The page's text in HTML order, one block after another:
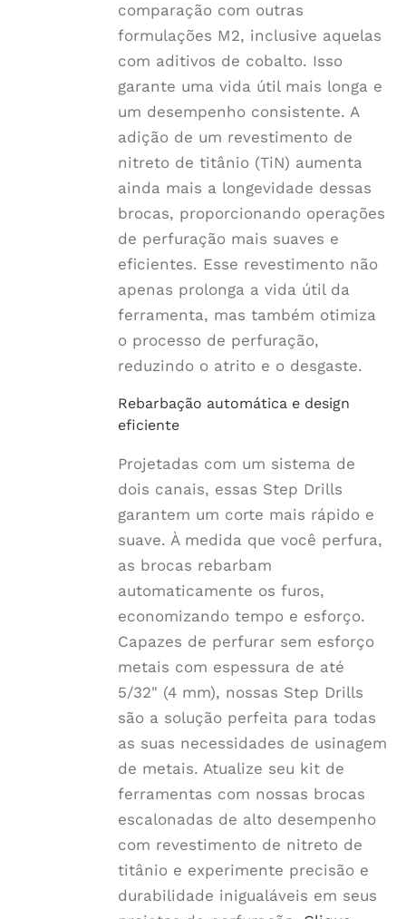
comparação com outras
formulações M2, inclusive aquelas
com aditivos de cobalto. Isso
garante uma vida útil mais longa e
um desempenho consistente. A
adição de um revestimento de
nitreto de titânio (TiN) aumenta
ainda mais a longevidade dessas
brocas, proporcionando operações
de perfuração mais suaves e
eficientes. Esse revestimento não
apenas prolonga a vida útil da
ferramenta, mas também otimiza
o processo de perfuração,
reduzindo o atrito e o desgaste.
Rebarbação automática e design
eficiente
Projetadas com um sistema de
dois canais, essas Step Drills
garantem um corte mais rápido e
suave. À medida que você perfura,
as brocas rebarbam
automaticamente os furos,
economizando tempo e esforço.
Capazes de perfurar sem esforço
metais com espessura de até
5/32" (4 mm), nossas Step Drills
são a solução perfeita para todas
as suas necessidades de usinagem
de metais. Atualize seu kit de
ferramentas com nossas brocas
escalonadas de alto desempenho
com revestimento de nitreto de
titânio e experimente precisão e
durabilidade inigualáveis em seus